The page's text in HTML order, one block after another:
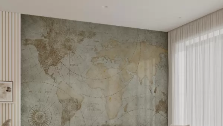
Standard
548.33 329.00 kr /m²
Premium
665.00 399 .00 kr
Premium vinyl